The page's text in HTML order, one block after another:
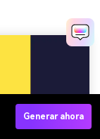
Generar ahora